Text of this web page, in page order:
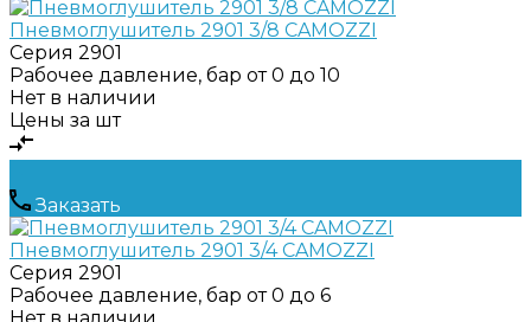
Пневмоглушитель 2901 3/8 CAMOZZI
Серия 2901
Рабочее давление, бар от 0 до 10
Нет в наличии
Цены за шт
Заказать
Пневмоглушитель 2901 3/4 CAMOZZI
Серия 2901
Рабочее давление, бар от 0 до 6